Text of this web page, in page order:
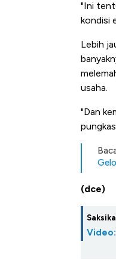
"Ini
kondisi
Lebih
usaha.
"Dan
(dce)